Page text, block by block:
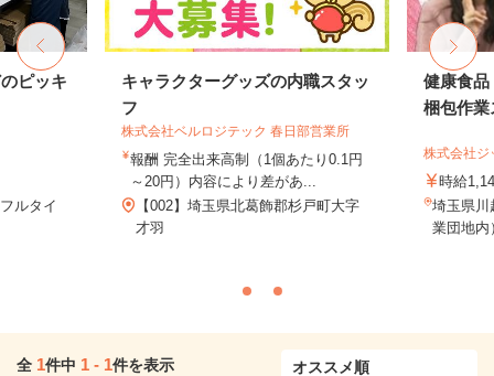
ピッキ
ルタイ
キャラクターグッズの内職スタッ
フ
株式会社ベルロジテック 春日部営業所
報酬 完全出来高制（1個あたり0.1円
～20円）内容により差があ...
【002】埼玉県北葛飾郡杉戸町大字
才羽
健康食品
梱包作業
株式会社
時給
埼玉県川
業団地
全 1件中 1 - 1件を表示